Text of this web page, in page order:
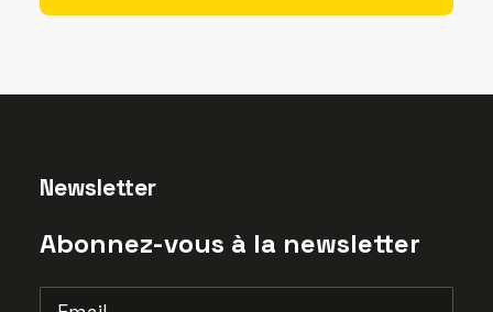
Newsletter
Abonnez-vous à la newsletter